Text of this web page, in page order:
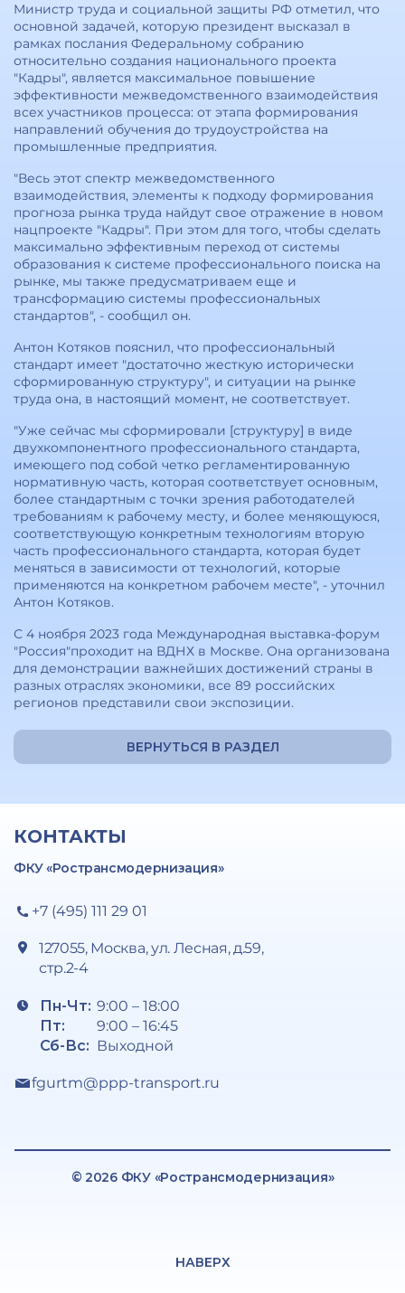
Министр труда и социальной защиты РФ отметил, что
основной задачей, которую президент высказал в
рамках послания Федеральному собранию
относительно создания национального проекта
"Кадры", является максимальное повышение
эффективности межведомственного взаимодействия
всех участников процесса: от этапа формирования
направлений обучения до трудоустройства на
промышленные предприятия.
"Весь этот спектр межведомственного
взаимодействия, элементы к подходу формирования
прогноза рынка труда найдут свое отражение в новом
нацпроекте "Кадры". При этом для того, чтобы сделать
максимально эффективным переход от системы
образования к системе профессионального поиска на
рынке, мы также предусматриваем еще и
трансформацию системы профессиональных
стандартов", - сообщил он.
Антон Котяков пояснил, что профессиональный
стандарт имеет "достаточно жесткую исторически
сформированную структуру", и ситуации на рынке
труда она, в настоящий момент, не соответствует.
"Уже сейчас мы сформировали [структуру] в виде
двухкомпонентного профессионального стандарта,
имеющего под собой четко регламентированную
нормативную часть, которая соответствует основным,
более стандартным с точки зрения работодателей
требованиям к рабочему месту, и более меняющуюся,
соответствующую конкретным технологиям вторую
часть профессионального стандарта, которая будет
меняться в зависимости от технологий, которые
применяются на конкретном рабочем месте", - уточнил
Антон Котяков.
С 4 ноября 2023 года Международная выставка-форум
"Россия"проходит на ВДНХ в Москве. Она организована
для демонстрации важнейших достижений страны в
разных отраслях экономики, все 89 российских
регионов представили свои экспозиции.
ВЕРНУТЬСЯ В РАЗДЕЛ
КОНТАКТЫ
ФКУ «Ространсмодернизация»
+7 (495) 111 29 01
127055, Москва, ул. Лесная, д.59,
стр.2-4
Пн-Чт:
Пт:
Сб-Вс:
9:00 – 18:00
9:00 – 16:45
Выходной
fgurtm@ppp-transport.ru
© 2026 ФКУ «Ространсмодернизация»
НАВЕРХ